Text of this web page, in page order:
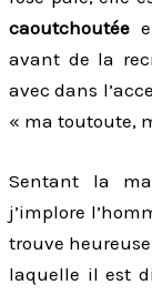
caoutchoutée
avant de la
avec dans
« ma toutoute,
Sentant la
j’implore
trouve
laquelle il est